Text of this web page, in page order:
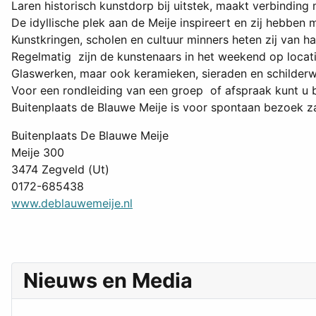
Nieuws en Media
Laren historisch kunstdorp bij uitstek, maakt
De idyllische plek aan de Meije inspireert en zij hebben
Kunstkringen, scholen en cultuur minners heten zij van
Regelmatig zijn de kunstenaars in het weekend op
Glaswerken, maar ook keramieken, sieraden en
Voor een rondleiding van een groep of afspraak kunt u
Buitenplaats de Blauwe Meije is voor spontaan bezoek
Buitenplaats De Blauwe Meije
Meije 300
3474 Zegveld (Ut)
0172-685438
www.deblauwemeije.nl